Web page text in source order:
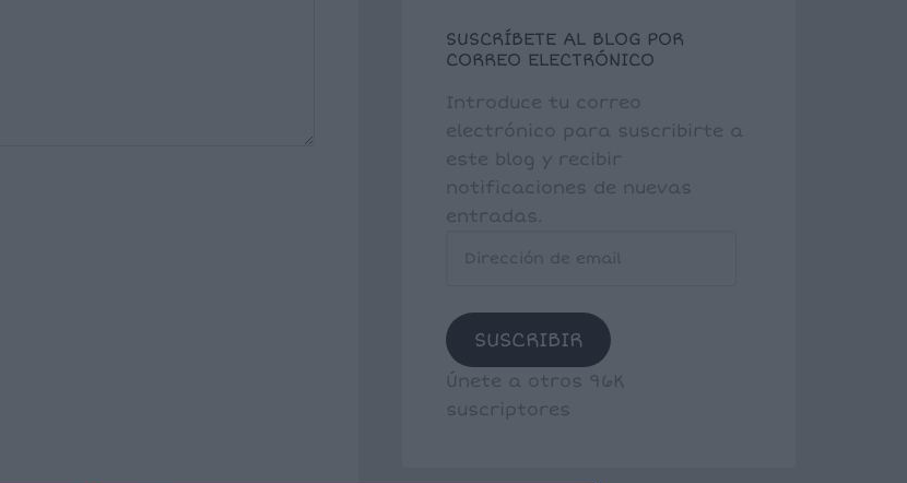
SUSCRÍBETE AL BLOG POR
CORREO ELECTRÓNICO
Introduce tu correo
electrónico para suscribirte a
este blog y recibir
notificaciones de nuevas
entradas.
SUSCRIBIR
Únete a otros 96K
suscriptores